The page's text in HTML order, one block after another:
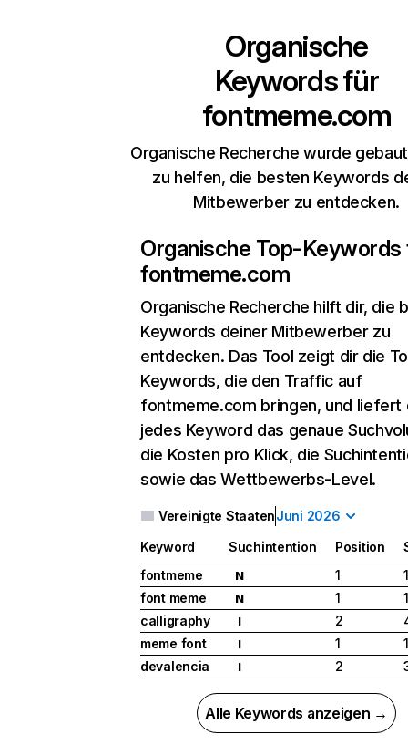
Organische
Keywords für
fontmeme.com
Organische Recherche wurde
zu helfen, die besten Keywords
Mitbewerber zu entdecken.
Organische Top-Keywords
fontmeme.com
Organische Recherche hilft dir, die
Keywords deiner Mitbewerber zu
entdecken. Das Tool zeigt dir die
Keywords, die den Traffic auf
fontmeme.com bringen, und liefert
jedes Keyword das genaue
die Kosten pro Klick, die
sowie das Wettbewerbs-Level.
Vereinigte StaatenJuni 2026
Keyword Suchintention Position
fontmeme
N 1
font meme
N 1
calligraphy
I 2
meme font
I 1
devalencia
I 2
Alle Keywords anzeigen →